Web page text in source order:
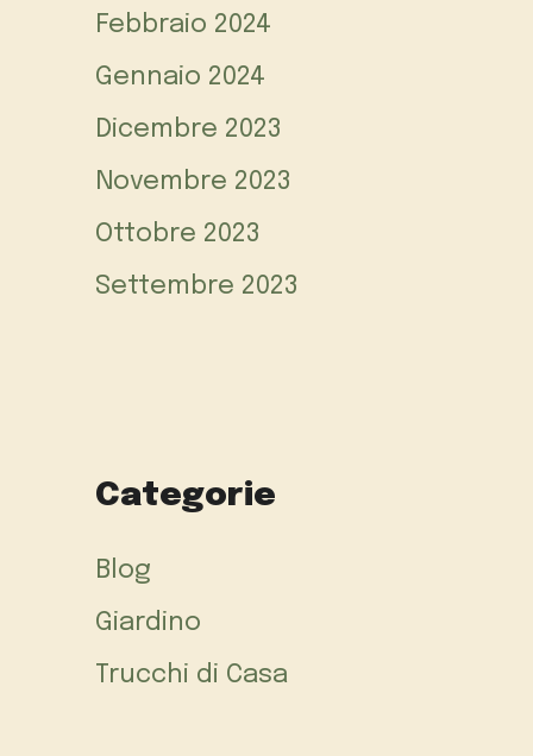
Febbraio 2024
Gennaio 2024
Dicembre 2023
Novembre 2023
Ottobre 2023
Settembre 2023
Categorie
Blog
Giardino
Trucchi di Casa